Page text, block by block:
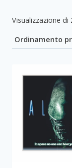
Visualizzazione di